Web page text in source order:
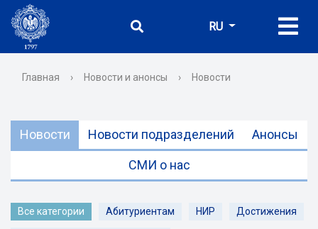
RU
Главная › Новости и анонсы › Новости
Новости Новости подразделений Анонсы
СМИ о нас
Все категории Абитуриентам НИР Достижения